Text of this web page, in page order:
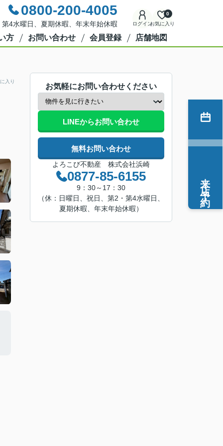
0800-200-4005
4水曜日、夏期休暇、年末年始休暇 ログインお気に入り
0
方 お問い合わせ 会員登録 店舗地図
入り
お気軽にお問い合わせください
LINEからお問い合わせ
無料お問い合わせ
よろこび不動産 株式会社浜崎
0877-85-6155
9：30～17：30
（休：日曜日、祝日、第2・第4水曜日、
夏期休暇、年末年始休暇）
来店予約